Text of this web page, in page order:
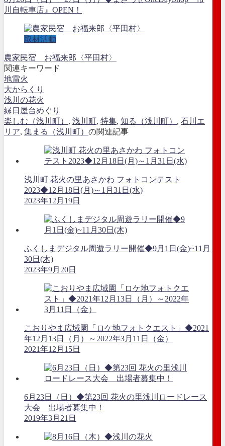
川自転車店』OPEN！
取材活動
農家民宿 お福来郎〈平田村〉
関連キーワード
地雷火
大からくり
浅川の花火
縁日屋台めぐり
楽しむ（浅川町） , 浅川町, 特集, 知る（浅川町） , 石川エ
リア, 集まる（浅川町） の関連記事
浅川町 花火の里あさかわ フォトコンテスト
2023◆12月18日(月)～1月31日(水)
2023年12月19日
ふくしまデジタル周遊ラリー開催◆9月1日(金)~11月
30日(木)
2023年9月20日
こおりやま広域園「ロケ地フォトクエスト」◆2021
年12月13日（月）～2022年3月11日（金）
2021年12月15日
6月23日（日）◆第23回 花火の里浅川ロードレース
大会 出場者募集中！
2019年3月21日